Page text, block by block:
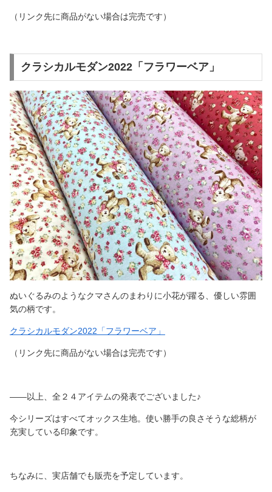
（リンク先に商品がない場合は完売です）
クラシカルモダン2022「フラワーベア」
ぬいぐるみのようなクマさんのまわりに小花が躍る、優しい雰囲
気の柄です。
クラシカルモダン2022「フラワーベア」
（リンク先に商品がない場合は完売です）
――以上、全２４アイテムの発表でございました♪
今シリーズはすべてオックス生地。使い勝手の良さそうな総柄が
充実している印象です。
ちなみに、実店舗でも販売を予定しています。